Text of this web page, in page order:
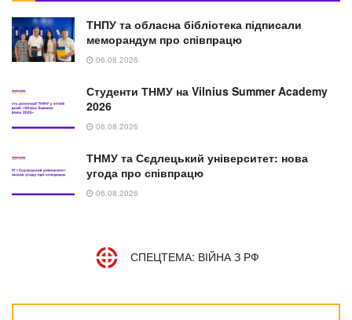
ТНПУ та обласна бібліотека підписали
меморандум про співпрацю
06.08.2026
Студенти ТНМУ на Vilnius Summer Academy
2026
06.08.2026
ТНМУ та Сєдлецький університет: нова
угода про співпрацю
06.08.2026
СПЕЦТЕМА: ВІЙНА З РФ